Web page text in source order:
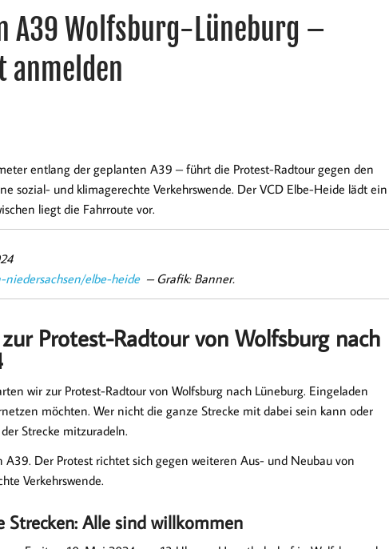
A39 Wolfsburg-Lüneburg –
anmelden
entlang der geplanten A39 – führt die Protest-Radtour gegen den
sozial- und klimagerechte Verkehrswende. Der VCD Elbe-Heide lädt ein
liegt die Fahrroute vor.
elbe-heide– Grafik: Banner.
Protest-Radtour von Wolfsburg nach
wir zur Protest-Radtour von Wolfsburg nach Lüneburg. Eingeladen
möchten. Wer nicht die ganze Strecke mit dabei sein kann oder
Strecke mitzuradeln.
Der Protest richtet sich gegen weiteren Aus- und Neubau von
Verkehrswende.
Alle sind willkommen